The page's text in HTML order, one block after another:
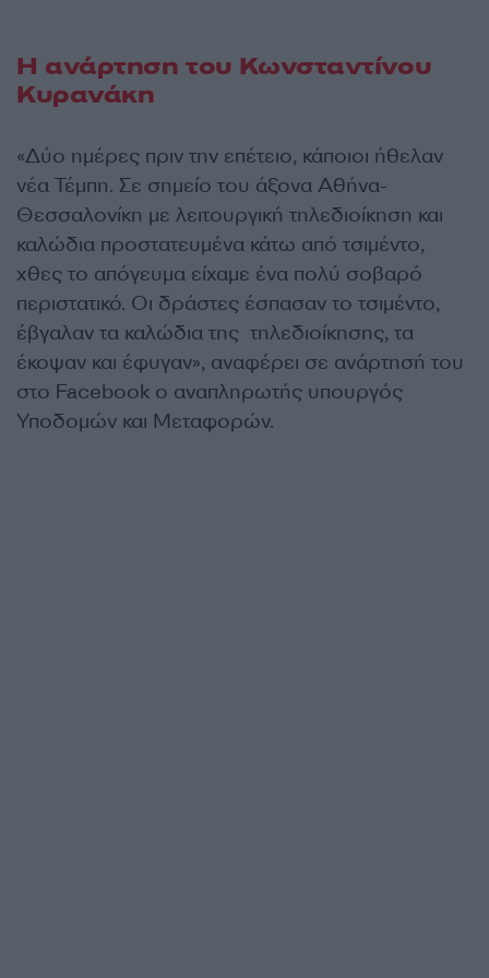
Η ανάρτηση του Κωνσταντίνου
Κυρανάκη
«Δύο ημέρες πριν την επέτειο, κάποιοι ήθελαν
νέα Τέμπη. Σε σημείο του άξονα Αθήνα-
Θεσσαλονίκη με λειτουργική τηλεδιοίκηση και
καλώδια προστατευμένα κάτω από τσιμέντο,
χθες το απόγευμα είχαμε ένα πολύ σοβαρό
περιστατικό. Οι δράστες έσπασαν το τσιμέντο,
έβγαλαν τα καλώδια της τηλεδιοίκησης, τα
έκοψαν και έφυγαν», αναφέρει σε ανάρτησή του
στο Facebook ο αναπληρωτής υπουργός
Υποδομών και Μεταφορών.